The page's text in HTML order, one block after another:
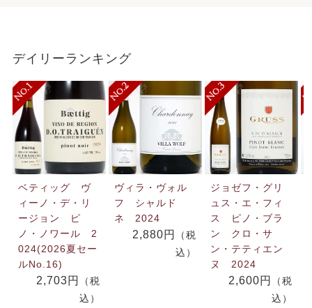
デイリーランキング
ベティッグ ヴ
ィーノ・デ・リ
ージョン ピ
ノ・ノワール 2
024(2026夏セー
ルNo.16)
2,703円
（税
込）
ヴィラ・ヴォル
フ シャルド
ネ 2024
2,880円
（税
込）
ジョゼフ・グリ
ュス・エ・フィ
ス ピノ・ブラ
ン クロ・サ
ン・テティエン
ヌ 2024
2,600円
（税
込）